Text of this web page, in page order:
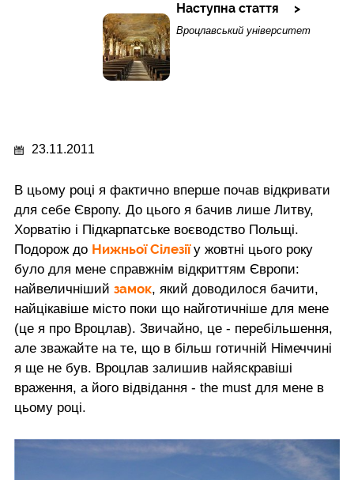
Наступна стаття
Вроцлавський університет
23.11.2011
В цьому році я фактично вперше почав відкривати
для себе Європу. До цього я бачив лише Литву,
Хорватію і Підкарпатське воєводство Польщі.
Подорож до Нижньої Сілезіїу жовтні цього року
було для мене справжнім відкриттям Європи:
найвеличніший замок, який доводилося бачити,
найцікавіше місто поки що найготичніше для мене
(це я про Вроцлав). Звичайно, це - перебільшення,
але зважайте на те, що в більш готичній Німеччині
я ще не був. Вроцлав залишив найяскравіші
враження, а його відвідання - the must для мене в
цьому році.